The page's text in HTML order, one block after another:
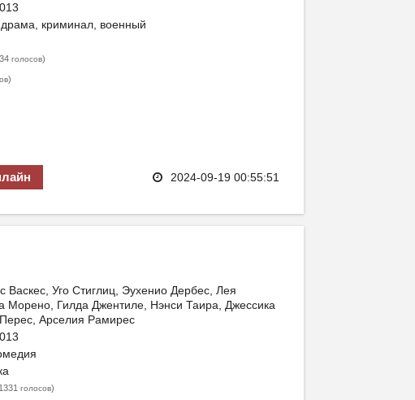
криминал, военный
голосов)
)
2024-09-19 00:55:51
Васкес, Уго Стиглиц, Эухенио Дербес, Лея
Морено, Гилда Джентиле, Нэнси Таира, Джессика
Арселия Рамирес
голосов)